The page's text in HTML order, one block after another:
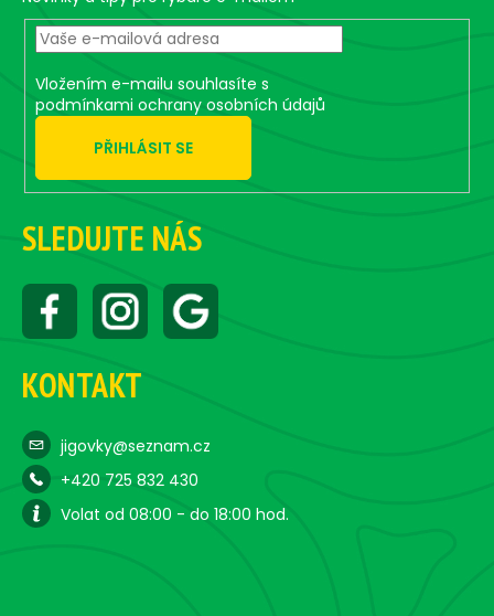
c
o
n
t
r
s
Vložením e-mailu souhlasíte s
podmínkami ochrany osobních údajů
PŘIHLÁSIT SE
SLEDUJTE NÁS
KONTAKT
jigovky@seznam.cz
+420 725 832 430
Volat od 08:00 - do 18:00 hod.